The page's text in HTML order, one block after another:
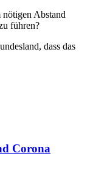
Abstand
führen?
dass das
Corona